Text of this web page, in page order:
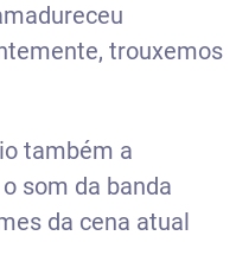
trouxemos
também a
som da banda
da cena atual